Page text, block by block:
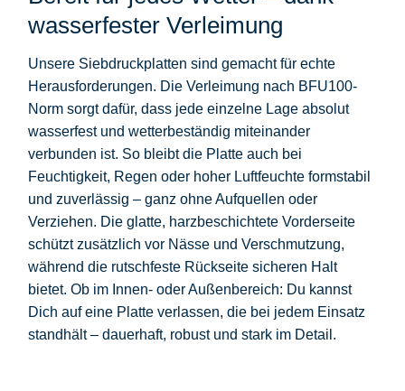
wasserfester Verleimung
Unsere Siebdruckplatten sind gemacht für echte
Herausforderungen. Die Verleimung nach BFU100-
Norm sorgt dafür, dass jede einzelne Lage absolut
wasserfest und wetterbeständig miteinander
verbunden ist. So bleibt die Platte auch bei
Feuchtigkeit, Regen oder hoher Luftfeuchte formstabil
und zuverlässig – ganz ohne Aufquellen oder
Verziehen. Die glatte, harzbeschichtete Vorderseite
schützt zusätzlich vor Nässe und Verschmutzung,
während die rutschfeste Rückseite sicheren Halt
bietet. Ob im Innen- oder Außenbereich: Du kannst
Dich auf eine Platte verlassen, die bei jedem Einsatz
standhält – dauerhaft, robust und stark im Detail.